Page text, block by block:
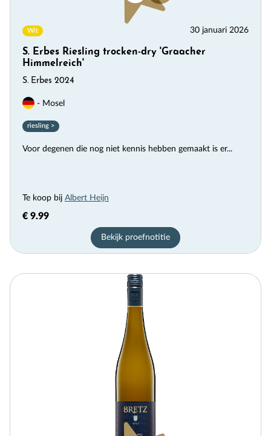
Wit 30 januari 2026
S. Erbes Riesling trocken-dry 'Graacher
Himmelreich'
S. Erbes 2024
- Mosel
riesling >
Voor degenen die nog niet kennis hebben gemaakt is er...
Te koop bij Albert Heijn
€ 9.99
Bekijk proefnotitie